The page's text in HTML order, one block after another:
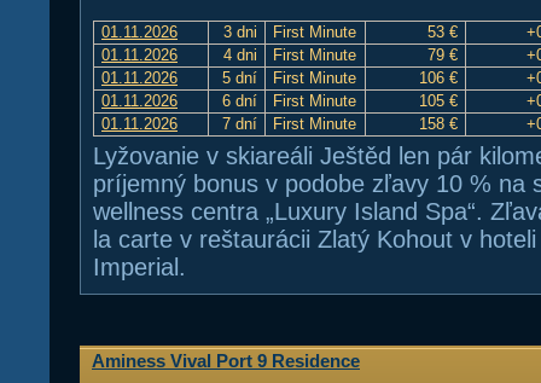
01.11.2026 3 dni First Minute 53 €
01.11.2026
4 dni First Minute 79 €
01.11.2026
5 dní First Minute 106 €
01.11.2026
6 dní First Minute 105 €
01.11.2026
7 dní First Minute 158 €
Lyžovanie v skiareáli Ještěd len pár
príjemný bonus v podobe zľavy 10 % na
wellness centra „Luxury Island Spa“.
la carte v reštaurácii Zlatý Kohout v
Imperial.
Aminess Vival Port 9 Residence